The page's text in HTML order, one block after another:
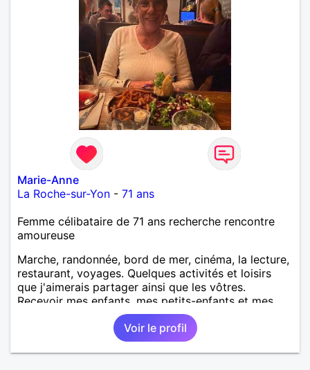
Marie-Anne
La Roche-sur-Yon - 71 ans
Femme célibataire de 71 ans recherche rencontre
amoureuse
Marche, randonnée, bord de mer, cinéma, la lecture,
restaurant, voyages. Quelques activités et loisirs
que j'aimerais partager ainsi que les vôtres.
Recevoir mes enfants, mes petits-enfants et mes
amis. Bénévolat auprès des enfants à l’école, pour le
cinéma indépendant... Se rencontrer, être à l’écoute,
échanger avec une personne de confiance, pour une
vie de partage, de tendresse. Les voyages et où
Voir le profil